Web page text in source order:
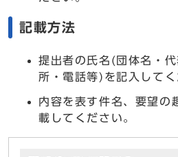
記載方法
提出者の氏名(団体名・
所・電話等)を記入してく
内容を表す件名、要望の
載してください。